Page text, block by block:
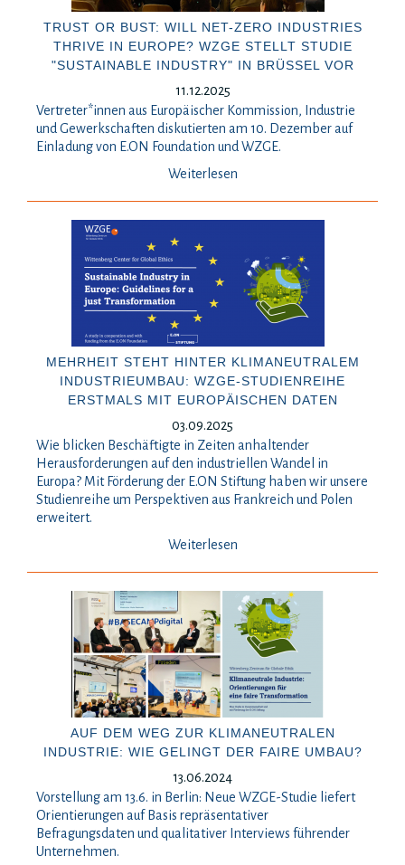
TRUST OR BUST: WILL NET-ZERO INDUSTRIES
THRIVE IN EUROPE? WZGE STELLT STUDIE
"SUSTAINABLE INDUSTRY" IN BRÜSSEL VOR
11.12.2025
Vertreter*innen aus Europäischer Kommission, Industrie
und Gewerkschaften diskutierten am 10. Dezember auf
Einladung von E.ON Foundation und WZGE.
Weiterlesen
MEHRHEIT STEHT HINTER KLIMANEUTRALEM
INDUSTRIEUMBAU: WZGE-STUDIENREIHE
ERSTMALS MIT EUROPÄISCHEN DATEN
03.09.2025
Wie blicken Beschäftigte in Zeiten anhaltender
Herausforderungen auf den industriellen Wandel in
Europa? Mit Förderung der E.ON Stiftung haben wir unsere
Studienreihe um Perspektiven aus Frankreich und Polen
erweitert.
Weiterlesen
AUF DEM WEG ZUR KLIMANEUTRALEN
INDUSTRIE: WIE GELINGT DER FAIRE UMBAU?
13.06.2024
Vorstellung am 13.6. in Berlin: Neue WZGE-Studie liefert
Orientierungen auf Basis repräsentativer
Befragungsdaten und qualitativer Interviews führender
Unternehmen.